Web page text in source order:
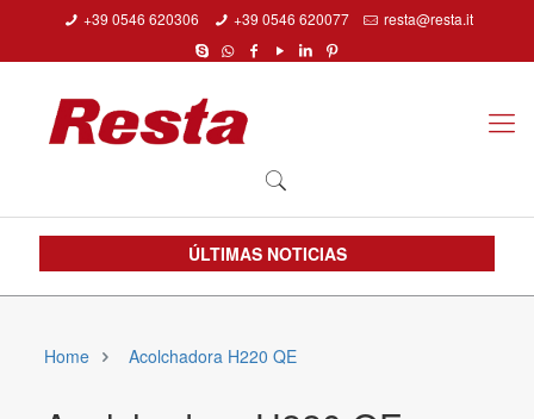
+39 0546 620306 +39 0546 620077 resta@resta.it
ÚLTIMAS NOTICIAS
Home Acolchadora H220 QE